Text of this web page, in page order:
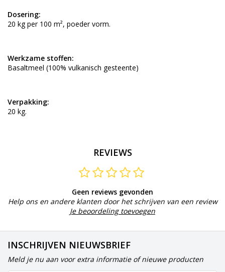
Dosering:
20 kg per 100 m², poeder vorm.
Werkzame stoffen:
Basaltmeel (100% vulkanisch gesteente)
Verpakking:
20 kg.
REVIEWS
Geen reviews gevonden
Help ons en andere klanten door het schrijven van een review
Je beoordeling toevoegen
INSCHRIJVEN NIEUWSBRIEF
Meld je nu aan voor extra informatie of nieuwe producten